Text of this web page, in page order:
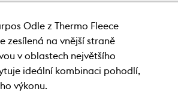
Odle z Thermo Fleece
zesílená na vnější straně
v oblastech největšího
ideální kombinaci pohodlí,
výkonu.